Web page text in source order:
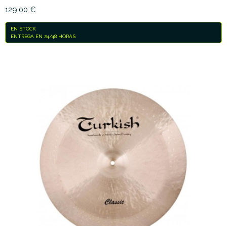
129,00 €
EN STOCK
ENTREGA EN 24/48 HORAS